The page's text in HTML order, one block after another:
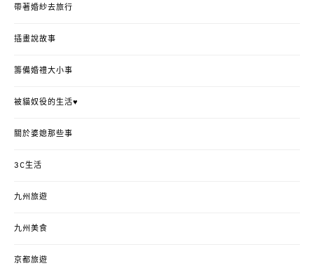
帶著婚紗去旅行
插畫說故事
籌備婚禮大小事
被貓奴役的生活♥
關於婆媳那些事
3C生活
九州旅遊
九州美食
京都旅遊